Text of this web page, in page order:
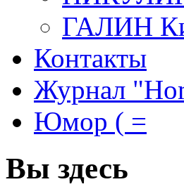
ГАЛИН
Контакты
Журнал
Юмор ( =
Вы здесь